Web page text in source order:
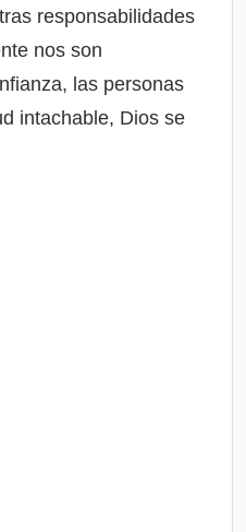
responsabilidades
nos son
las personas
intachable, Dios se